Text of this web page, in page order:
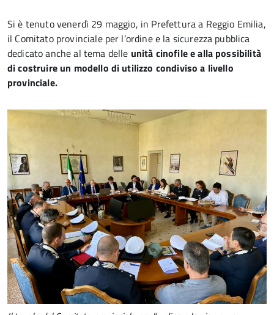
Si è tenuto venerdì 29 maggio, in Prefettura a Reggio Emilia,
il Comitato provinciale per l’ordine e la sicurezza pubblica
dedicato anche al tema delle unità cinofile e alla possibilità
di costruire un modello di utilizzo condiviso a livello
provinciale.